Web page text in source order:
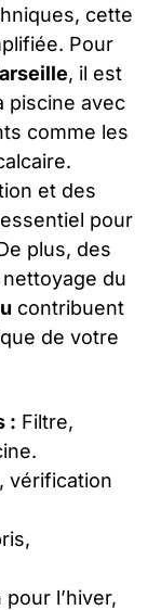
cette
Pour
, il est
piscine avec
comme les
et des
pour
plus, des
du
contribuent
de votre
: Filtre,
vérification
l’hiver,